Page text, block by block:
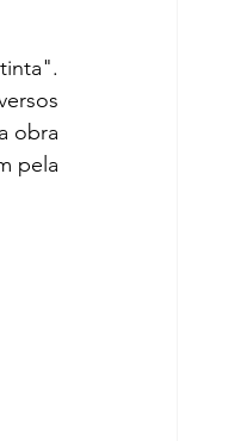
obra
pela